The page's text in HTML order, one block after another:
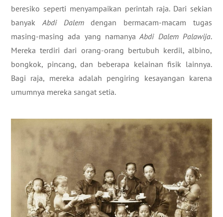
beresiko seperti menyampaikan perintah raja. Dari sekian
banyakAbdi Dalemdengan bermacam-macam tugas
masing-masing ada yang namanya Abdi Dalem Palawija.
Mereka terdiri dari orang-orang bertubuh kerdil, albino,
bongkok, pincang, dan beberapa kelainan fisik lainnya.
Bagi raja, mereka adalah pengiring kesayangan karena
umumnya mereka sangat setia.